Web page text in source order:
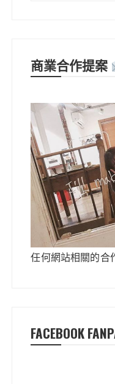
商業合作提案
任何網站相關的合
FACEBOOK